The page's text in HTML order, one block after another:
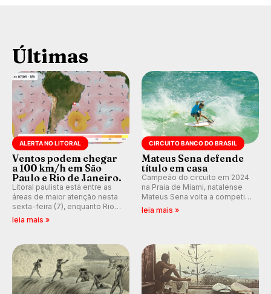
Últimas
ALERTA NO LITORAL
Ventos podem chegar
a 100 km/h em São
Paulo e Rio de Janeiro.
Litoral paulista está entre as
áreas de maior atenção nesta
sexta-feira (7), enquanto Rio
de Janeiro também recebe
km/h em Itanhaém.
leia mais »
CIRCUITO BANCO DO BRASIL
Mateus Sena defende
título em casa
Campeão do circuito em 2024
na Praia de Miami, natalense
Mateus Sena volta a competir
em casa em busca de manter a
leia mais »